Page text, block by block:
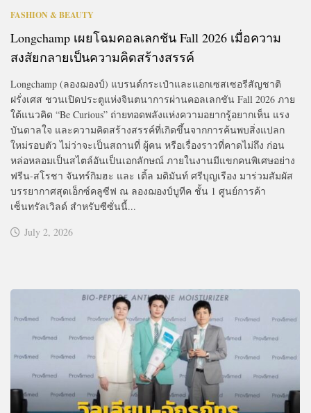
FASHION & BEAUTY
Longchamp เผยโฉมคอลเลกชัน Fall 2026 เมื่อความ
สงสัยกลายเป็นความคิดสร้างสรรค์
Longchamp (ลองฌองป์) แบรนด์กระเป๋าและแอกเซสเซอรีสัญชาติ
ฝรั่งเศส ชวนเปิดประตูแห่งจินตนาการผ่านคอลเลกชัน Fall 2026 ภาย
ใต้แนวคิด “Be Curious” ถ่ายทอดพลังแห่งความอยากรู้อยากเห็น แรง
บันดาลใจ และความคิดสร้างสรรค์ที่เกิดขึ้นจากการค้นพบสิ่งแปลก
ใหม่รอบตัว ไม่ว่าจะเป็นสถานที่ ผู้คน หรือเรื่องราวที่คาดไม่ถึง ก่อน
หล่อหลอมเป็นสไตล์อันเป็นเอกลักษณ์ ภายในงานมีแขกคนพิเศษอย่าง
ฟรีน-สโรชา จันทร์กิมฮะ และ เติ้ล มติมันท์ ศรีบุญเรือง มาร่วมสัมผัส
บรรยากาศสุดเอ็กซ์คลูซีฟ ณ ลองฌองป์บูทีค ชั้น 1 ศูนย์การค้า
เซ็นทรัลเวิลด์ สำหรับซีซั่นนี้...
July 2, 2026